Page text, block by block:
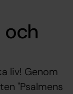
liv! Genom
"Psalmens